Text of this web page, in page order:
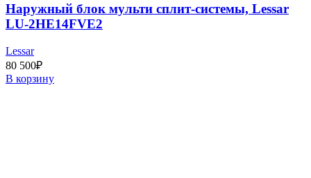
Наружный блок мульти сплит-системы, Lessar
LU-2HE14FVE2
Lessar
80 500₽
В корзину